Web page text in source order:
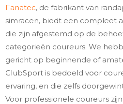
Fanatec, de fabrikant van
simracen, biedt een compleet
die zijn afgestemd op de
categorieën coureurs. We
gericht op beginnende of
ClubSport is bedoeld voor
ervaring, en die zelfs
Voor professionele coureurs